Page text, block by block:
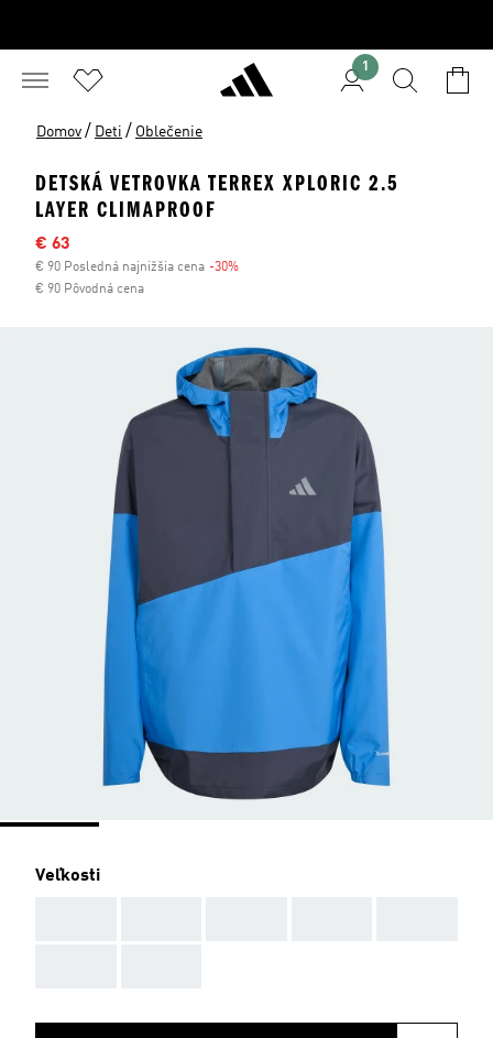
1
Domov / Deti / Oblečenie
DETSKÁ VETROVKA TERREX XPLORIC 2.5
LAYER CLIMAPROOF
Výpredajová cena
€ 63
€ 90 Posledná najnižšia cena -30%
€ 90 Pôvodná cena
Veľkosti